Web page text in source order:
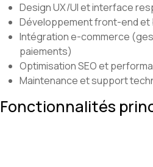
Design UX/UI et interface
Développement front-end et
Intégration e-commerce
paiements)
Optimisation SEO et
Maintenance et support
Fonctionnalités